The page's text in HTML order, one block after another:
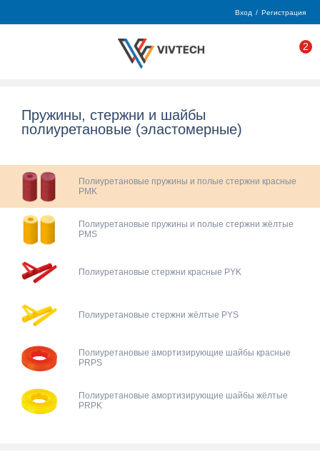
Вход / Регистрация
2
Пружины, стержни и шайбы
полиуретановые (эластомерные)
Полиуретановые пружины и полые стержни красные
PMK
Полиуретановые пружины и полые стержни жёлтые
PMS
Полиуретановые стержни красные PYK
Полиуретановые стержни жёлтые PYS
Полиуретановые амортизирующие шайбы красные
PRPS
Полиуретановые амортизирующие шайбы жёлтые
PRPK